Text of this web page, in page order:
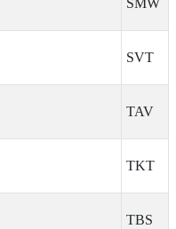
SVT
TAV
TKT
TBS